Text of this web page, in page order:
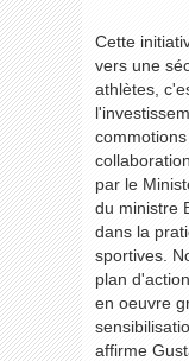
Cette
vers une
athlètes,
par le
du ministre
dans la
sportives.
plan
en oeuvre
affirme